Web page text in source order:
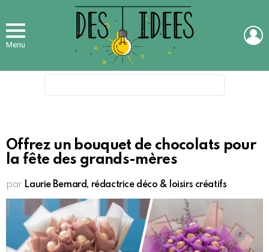
Menu
Offrez un bouquet de chocolats pour
la fête des grands-mères
par Laurie Bernard, rédactrice déco & loisirs créatifs